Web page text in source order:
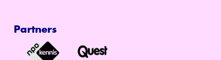
Partners